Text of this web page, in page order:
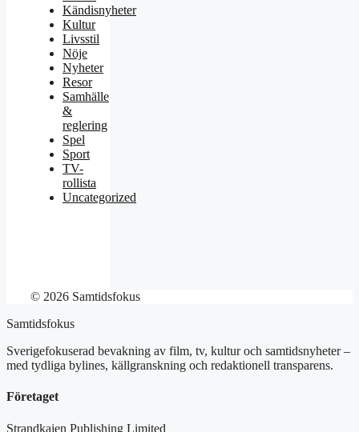
Kändisnyheter
Kultur
Livsstil
Nöje
Nyheter
Resor
Samhälle
&
reglering
Spel
Sport
TV-
rollista
Uncategorized
© 2026 Samtidsfokus
Samtidsfokus
Sverigefokuserad bevakning av film, tv, kultur och samtidsnyheter –
med tydliga bylines, källgranskning och redaktionell transparens.
Företaget
Strandkajen Publishing Limited